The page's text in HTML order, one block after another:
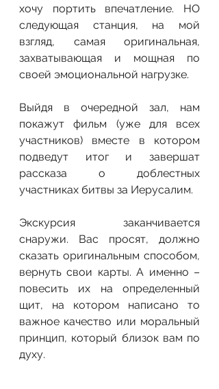
хочу портить впечатление. НО
следующая станция, на мой
взгляд, самая оригинальная,
захватывающая и мощная по
своей эмоциональной нагрузке.
Выйдя в очередной зал, нам
покажут фильм (уже для всех
участников) вместе в котором
подведут итог и завершат
рассказа о доблестных
участниках битвы за Иерусалим.
Экскурсия заканчивается
снаружи. Вас просят, должно
сказать оригинальным способом,
вернуть свои карты. А именно –
повесить их на определенный
щит, на котором написано то
важное качество или моральный
принцип, который близок вам по
духу.